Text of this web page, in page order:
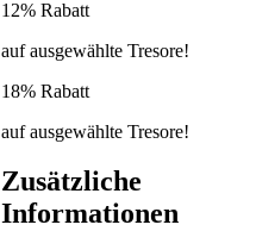
12% Rabatt
auf ausgewählte Tresore!
18% Rabatt
auf ausgewählte Tresore!
Zusätzliche
Informationen